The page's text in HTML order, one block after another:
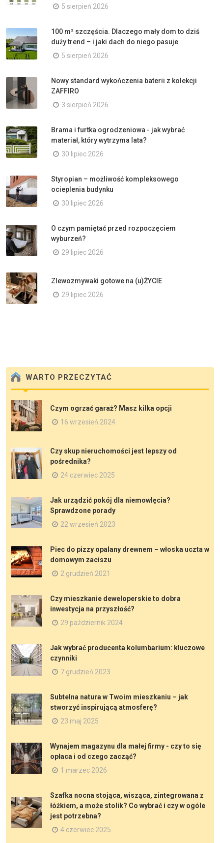
5 sierpień 2026
100 m² szczęścia. Dlaczego mały dom to dziś
duży trend – i jaki dach do niego pasuje
5 sierpień 2026
Nowy standard wykończenia baterii z kolekcji
ZAFFIRO
3 sierpień 2026
Brama i furtka ogrodzeniowa - jak wybrać
materiał, który wytrzyma lata?
30 lipiec 2026
Styropian – możliwość kompleksowego
ocieplenia budynku
30 lipiec 2026
O czym pamiętać przed rozpoczęciem
wyburzeń?
29 lipiec 2026
Zlewozmywaki gotowe na (u)ŻYCIE
29 lipiec 2026
WARTO PRZECZYTAĆ
Czym ogrzać garaż? Masz kilka opcji
16 wrzesień 2024
Czy skup nieruchomości jest lepszy od
pośrednika?
24 czerwiec 2025
Jak urządzić pokój dla niemowlęcia?
Sprawdzone porady
22 wrzesień 2023
Piec do pizzy opalany drewnem – włoska uczta w
domowym zaciszu
2 grudzień 2021
Czy mieszkanie deweloperskie to dobra
inwestycja na przyszłość?
29 październik 2024
Jak wybrać producenta kolumbarium: kluczowe
czynniki
7 grudzień 2023
Subtelna natura w Twoim mieszkaniu – jak
stworzyć inspirującą atmosferę?
23 maj 2025
Wynajem magazynu dla małej firmy - czy to się
opłaca i od czego zacząć?
1 marzec 2026
Szafka nocna stojąca, wisząca, zintegrowana z
łóżkiem, a może stolik? Co wybrać i czy w ogóle
jest potrzebna?
4 czerwiec 2025